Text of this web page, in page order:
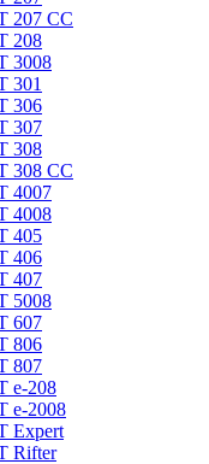
207 CC
208
3008
301
306
307
308
308 CC
4007
4008
405
406
407
5008
607
806
807
e-208
e-2008
Expert
Rifter